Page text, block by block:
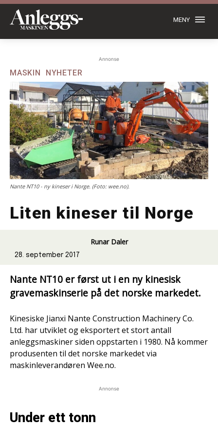
MENY
Annonse
MASKIN NYHETER
Nante NT10 - ny kineser i Norge. (Foto: wee.no).
Liten kineser til Norge
Runar Daler
28. september 2017
Nante NT10 er først ut i en ny kinesisk
gravemaskinserie på det norske markedet.
Kinesiske Jianxi Nante Construction Machinery Co.
Ltd. har utviklet og eksportert et stort antall
anleggsmaskiner siden oppstarten i 1980. Nå kommer
produsenten til det norske markedet via
maskinleverandøren Wee.no.
Annonse
Under ett tonn